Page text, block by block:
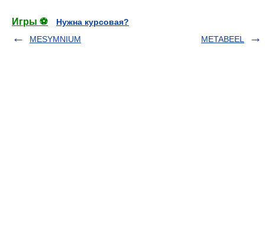
Игры ⚽
Нужна курсовая?
MESYMNIUM
METABEEL